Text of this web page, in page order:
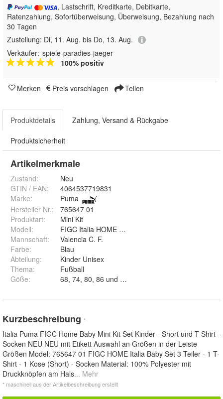
, Lastschrift, Kreditkarte, Debitkarte,
Ratenzahlung, Sofortüberweisung, Überweisung, Bezahlung nach
30 Tagen
Zustellung: Di, 11. Aug. bis Do, 13. Aug.
Verkäufer: spiele-paradies-jaeger
100% positiv
Merken Preis vorschlagen Teilen
Produktdetails Zahlung, Versand & Rückgabe
Produktsicherheit
Artikelmerkmale
Zustand:
Neu
GTIN / EAN:
4064537719831
Marke:
Puma
Hersteller Nr.:
765647 01
Produktart:
Mini Kit
Modell:
FIGC Italia HOME Baby Set
Mannschaft:
Valencia C. F.
Farbe:
Blau
Abteilung:
Kinder Unisex
Thema:
Fußball
Göße: 68, 74, 80, 86 und 92
Kurzbeschreibung *
Italia Puma FIGC Home Baby Mini Kit Set Kinder - Short und T-Shirt -
Socken NEU NEU mit Etikett Auswahl an Größen in der Leiste
Größen Model: 765647 01 FIGC HOME Italia Baby Set 3 Teiler - 1 T-
Shirt - 1 Kose (Short) - Socken Material: 100% Polyester mit
Druckknöpfen am Hals... Mehr
* maschinell aus der Artikelbeschreibung erstellt